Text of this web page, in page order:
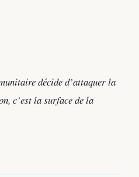
décide d’attaquer la
c’est la surface de la